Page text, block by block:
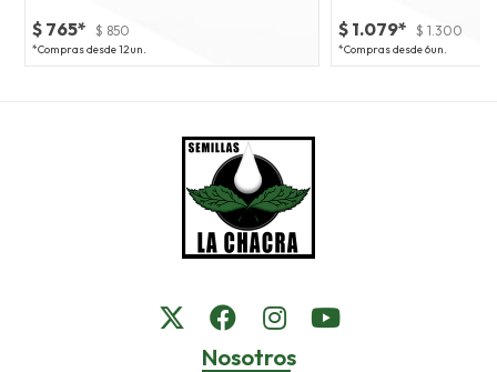
$ 765* $ 850
*Compras desde 12un.
$ 1.079* $ 1.300
*Compras desde 6un.
Nosotros